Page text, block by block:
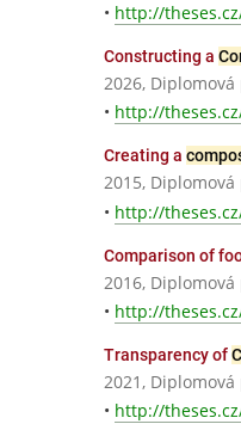
• http://
Constructing a
2026,
• http://
Creating a
2015,
• http://
Comparison of
2016,
• http://
Transparency of
2021, Diplomová
• http://